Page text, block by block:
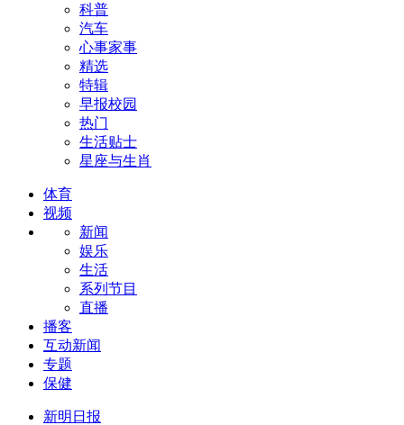
科普
汽车
心事家事
精选
特辑
早报校园
热门
生活贴士
星座与生肖
体育
视频
新闻
娱乐
生活
系列节目
直播
播客
互动新闻
专题
保健
新明日报